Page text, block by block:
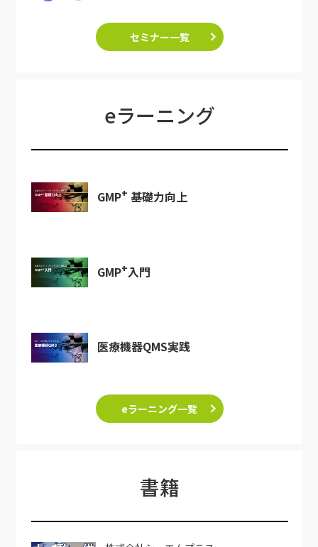
セミナー一覧
eラーニング
GMP+ 基礎力向上
GMP+入門
医療機器QMS実践
eラーニング一覧
書籍